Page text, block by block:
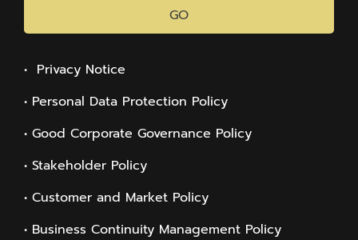
GO
• Privacy Notice
• Personal Data Protection Policy
• Good Corporate Governance Policy
• Stakeholder Policy
• Customer and Market Policy
• Business Continuity Management Policy